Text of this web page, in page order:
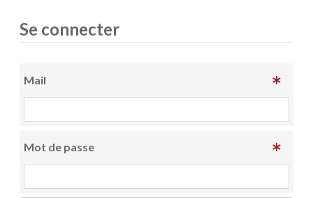
Se connecter
Mail
Mot de passe